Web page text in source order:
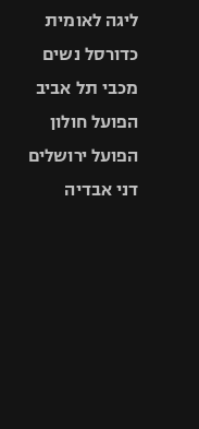
ליגה לאומית
כדורסל נשים
מכבי תל אביב
הפועל חולון
הפועל ירושלים
דני אבדיה